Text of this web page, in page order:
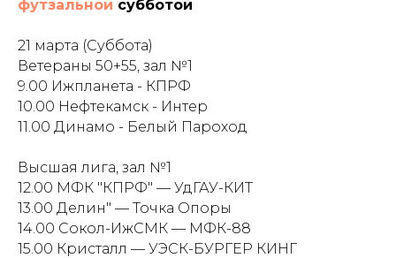
футзальной субботой
21 марта (Суббота)
Ветераны 50+55, зал №1
9.00 Ижпланета - КПРФ
10.00 Нефтекамск - Интер
11.00 Динамо - Белый Пароход
Высшая лига, зал №1
12.00 МФК "КПРФ" — УдГАУ-КИТ
13.00 Делин" — Точка Опоры
14.00 Сокол-ИжСМК — МФК-88
15.00 Кристалл — УЭСК-БУРГЕР КИНГ